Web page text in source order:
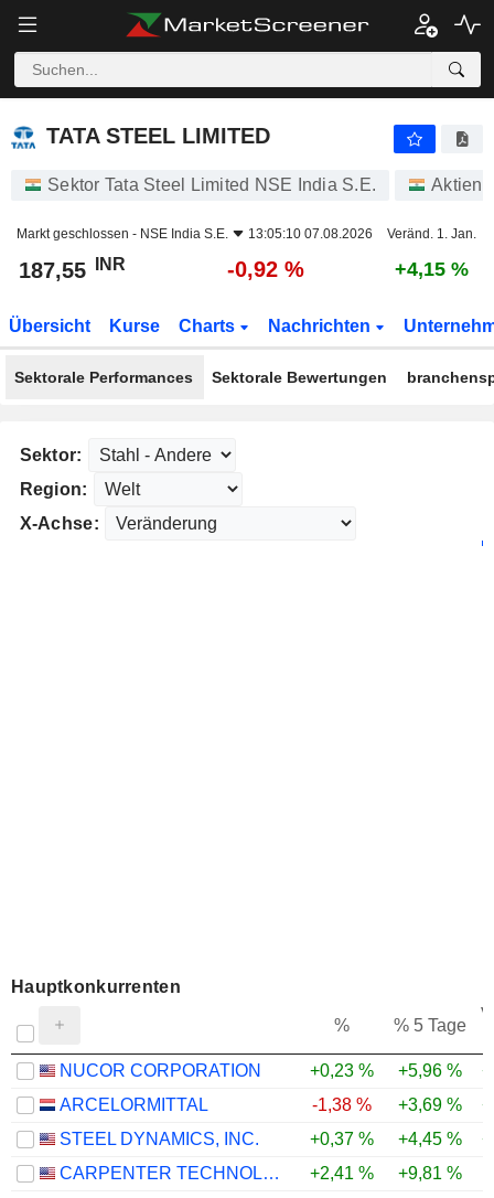
TATA STEEL LIMITED
TATA STEEL LIMITED
Sektor Tata Steel Limited NSE India S.E. Aktien
Markt geschlossen - NSE India S.E. 13:05:10 07.08.2026 Veränd. 1. Jan.
187,55 INR -0,92 % +4,15 %
Übersicht Kurse Charts Nachrichten
Sektorale Performances Sektorale Bewertungen
Sektor:
Region:
X-Achse:
Hauptkonkurrenten
% % 5 Tage
NUCOR CORPORATION +0,23 % +5,96 %
ARCELORMITTAL
-1,38 % +3,69 %
STEEL DYNAMICS, INC.
+0,37 % +4,45 %
CARPENTER TECHNOLOGY CORPORATION
+2,41 % +9,81 %